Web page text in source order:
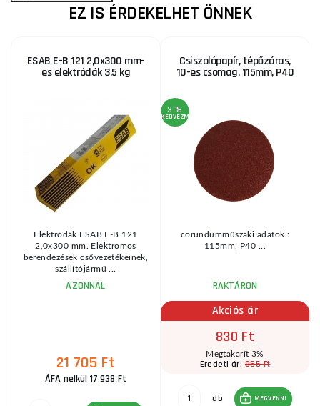
EZ IS ÉRDEKELHET ÖNNEK
ESAB E-B 121 2,0x300 mm-
es elektródák 3.5 kg
Elektródák ESAB E-B 121
2,0x300 mm. Elektromos
berendezések csővezetékeinek,
szállítójármű ...
AZONNAL
21 705 Ft
ÁFA nélkül 17 938 Ft
Csiszolópapír, tépőzáras,
10-es csomag, 115mm, P40
3 %
KEDVEZMÉNY
corundumműszaki adatok :
115mm, P40 ...
RAKTÁRON
Akciós ár
830 Ft
Megtakarít 3%
Eredeti ár:855 Ft
db MEGVENNI